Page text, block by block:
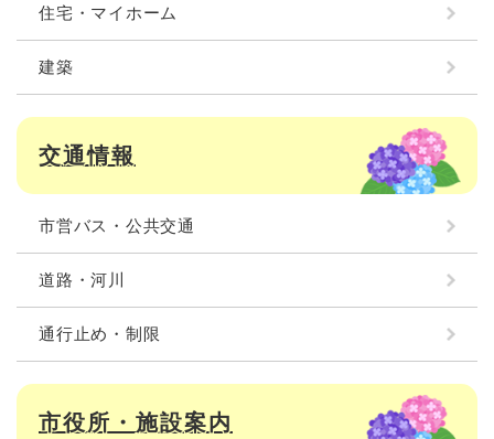
住宅・マイホーム
建築
交通情報
市営バス・公共交通
道路・河川
通行止め・制限
市役所・施設案内